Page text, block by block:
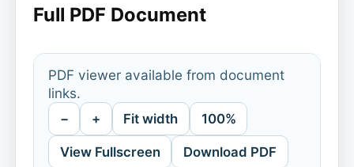
Full PDF Document
PDF viewer available from document
links.
− + Fit width 100%
View Fullscreen Download PDF